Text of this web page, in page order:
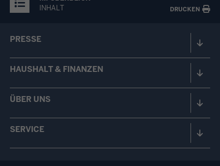
INHALT
DRUCKEN
PRESSE
HAUSHALT & FINANZEN
ÜBER UNS
SERVICE